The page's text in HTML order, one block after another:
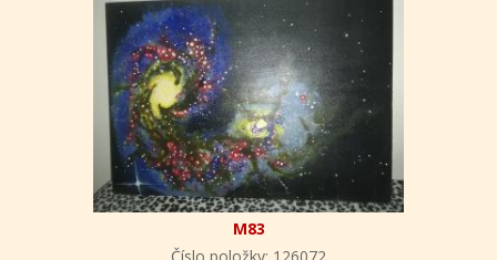
M83
Číslo položky: 126072